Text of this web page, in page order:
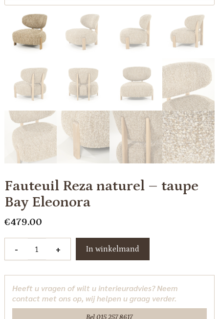
Fauteuil Reza naturel – taupe
Bay Eleonora
€479.00
-
-
taupe
Bay
+ In winkelmand
Heeft u vragen of wilt u interieuradvies? Neem
contact met ons op, wij helpen u graag verder.
Bel 015 257 8617